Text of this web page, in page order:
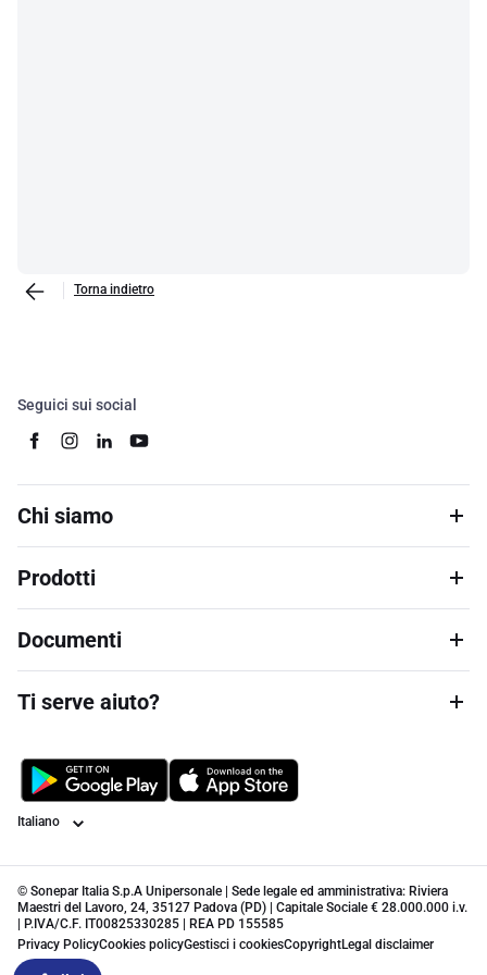
Torna indietro
Seguici sui social
Chi siamo
Prodotti
Documenti
Ti serve aiuto?
Lingua
© Sonepar Italia S.p.A Unipersonale | Sede legale ed amministrativa: Riviera
Maestri del Lavoro, 24, 35127 Padova (PD) | Capitale Sociale € 28.000.000 i.v.
| P.IVA/C.F. IT00825330285 | REA PD 155585
Privacy PolicyCookies policyGestisci i cookiesCopyrightLegal disclaimer